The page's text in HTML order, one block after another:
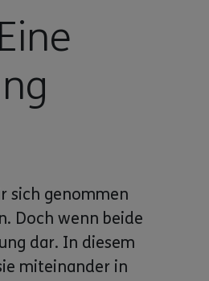
sich genommen
Doch wenn beide
dar. In diesem
miteinander in